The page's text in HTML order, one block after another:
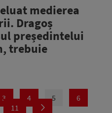
medierea
Dragoș
președintelui
trebuie
3 4 5
6
11